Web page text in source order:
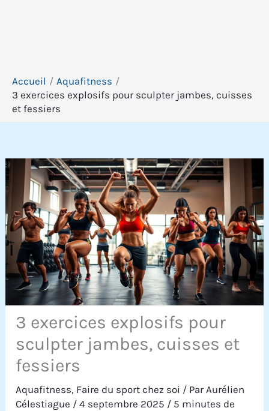
Accueil
Aquafitness
3 exercices explosifs pour sculpter jambes, cuisses
et fessiers
3 exercices explosifs pour
sculpter jambes, cuisses et
fessiers
Aquafitness, Faire du sport chez soi / ParAurélien
Célestiague /4 septembre 2025 / 5 minutes de